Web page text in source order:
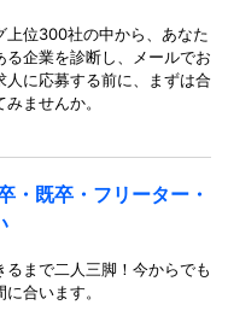
上位300社の中から、あなた
企業を診断し、メールでお
人に応募する前に、まずは合
ませんか。
・既卒・フリーター・
まで二人三脚！今からでも
合います。